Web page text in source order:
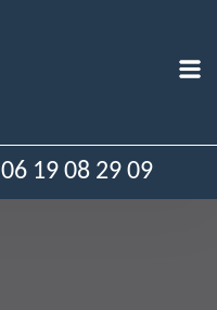
06 19 08 29 09